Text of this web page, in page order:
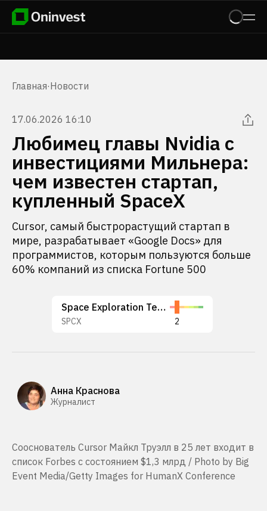
Главная·Новости
17.06.2026 16:10
Любимец главы Nvidia с
инвестициями Мильнера:
чем известен стартап,
купленный SpaceX
Cursor, самый быстрорастущий стартап в
мире, разрабатывает «Google Docs» для
программистов, которым пользуются больше
60% компаний из списка Fortune 500
Space Exploration Technologies Corp.
SPCX 2
Анна Краснова
Журналист
Сооснователь Cursor Майкл Труэлл в 25 лет входит в
список Forbes с состоянием $1,3 млрд / Photo by Big
Event Media/Getty Images for HumanX Conference